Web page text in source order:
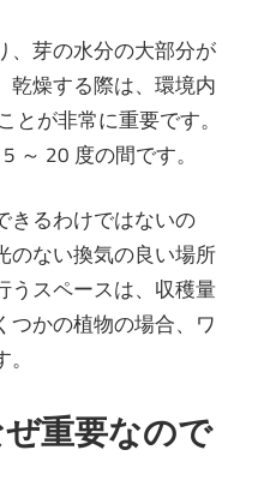
、芽の水分の大部分が
乾燥する際は、環境内
とが非常に重要です。
～ 20 度の間です。
きるわけではないの
のない換気の良い場所
うスペースは、収穫量
つかの植物の場合、ワ
重要なので